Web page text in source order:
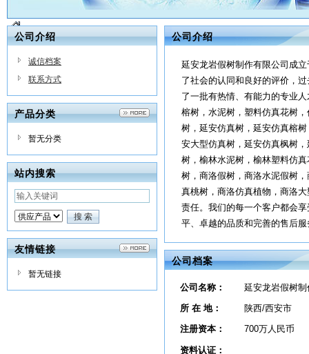
公司介绍
诚信档案
联系方式
产品分类
暂无分类
站内搜索
友情链接
暂无链接
公司介绍
延安龙岩假树制作有限公司成
了社会的认同和良好的评价，
了一批有热情、有能力的专业
榕树，水泥树，塑料仿真花树
树，延安仿真树，延安仿真榕
安大型仿真树，延安仿真枫树
树，榆林水泥树，榆林塑料仿
树，商洛假树，商洛水泥假树
真桃树，商洛仿真植物，商洛
责任。我们的每一个客户都会
平、卓越的品质和完善的售后
公司档案
公司名称：
延安龙岩假树
所 在 地：
陕西/西安市
注册资本：
700万人民币
资料认证：